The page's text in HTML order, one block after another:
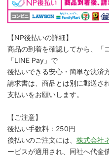
【NP後払いの詳細】
商品の到着を確認してから、「
「LINE Pay」で
後払いできる安心・簡単な決済
請求書は、商品とは別に郵送さ
支払いをお願いします。
【ご注意】
後払い手数料：250円
後払いのご注文には、 株式会社
ービスが適用され、同社へ代金